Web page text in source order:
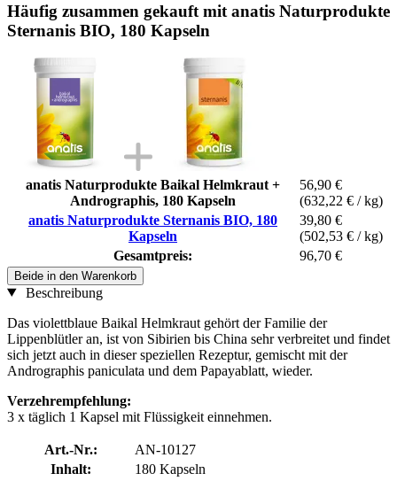
Häufig zusammen gekauft mit anatis Naturprodukte
Sternanis BIO, 180 Kapseln
anatis Naturprodukte Baikal Helmkraut +
Andrographis, 180 Kapseln
56,90 €
(632,22 € / kg)
anatis Naturprodukte Sternanis BIO, 180
Kapseln
39,80 €
(502,53 € / kg)
Gesamtpreis:
96,70 €
Beide in den Warenkorb
Beschreibung
Das violettblaue Baikal Helmkraut gehört der Familie der
Lippenblütler an, ist von Sibirien bis China sehr verbreitet und findet
sich jetzt auch in dieser speziellen Rezeptur, gemischt mit der
Andrographis paniculata und dem Papayablatt, wieder.
Verzehrempfehlung:
3 x täglich 1 Kapsel mit Flüssigkeit einnehmen.
Art.-Nr.:
AN-10127
Inhalt:
180 Kapseln